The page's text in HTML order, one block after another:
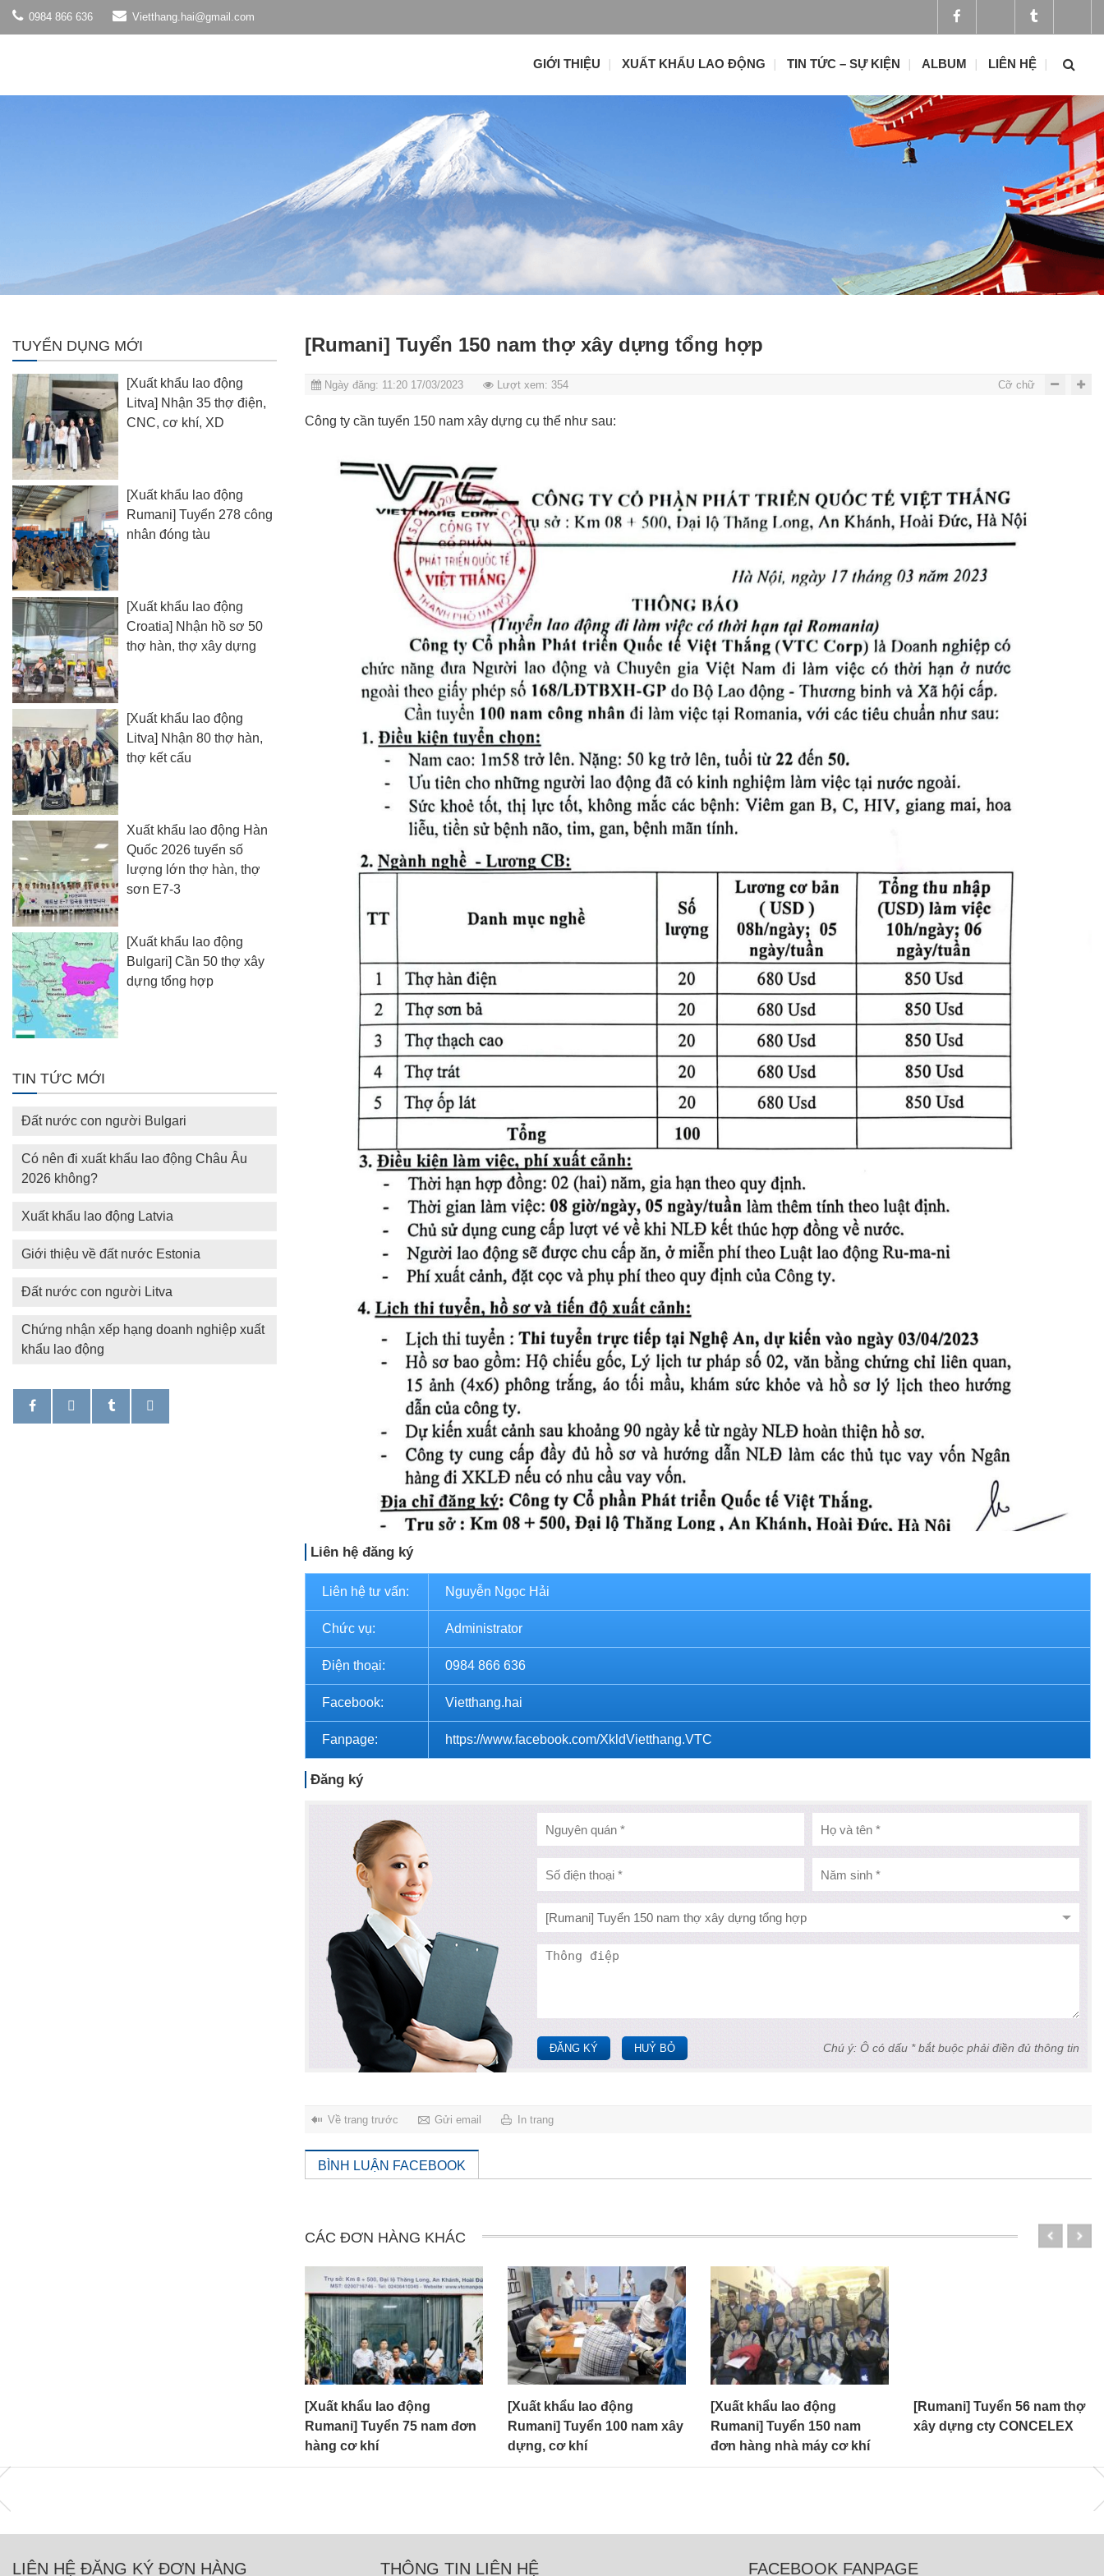
0984 866 636 Vietthang.hai@gmail.com
GIỚI THIỆU XUẤT KHẨU LAO ĐỘNG TIN TỨC – SỰ KIỆN ALBUM LIÊN HỆ
[Rumani] Tuyển 150 nam thợ xây dựng tổng hợp
Ngày đăng: 11:20 17/03/2023 Lượt xem: 354 Cỡ chữ
Công ty cần tuyển 150 nam xây dựng cụ thể như sau:
Liên hệ đăng ký
Liên hệ tư vấn: Nguyễn Ngọc Hải
Chức vụ: Administrator
Điện thoại: 0984 866 636
Facebook: Vietthang.hai
Fanpage: https://www.facebook.com/XkldVietthang.VTC
Đăng ký
Chú ý: Ô có dấu * bắt buộc phải điền đủ thông tin
ĐĂNG KÝ HUỶ BỎ
Về trang trước Gửi email In trang
BÌNH LUẬN FACEBOOK
CÁC ĐƠN HÀNG KHÁC
sạn
[Xuất khẩu lao động
Rumani] Tuyển 75 nam đơn
hàng cơ khí
[Xuất khẩu lao động
Rumani] Tuyển 100 nam xây
dựng, cơ khí
[Xuất khẩu lao động
Rumani] Tuyển 150 nam
đơn hàng nhà máy cơ khí
[Rumani] Tuyển 56 nam thợ
xây dựng cty CONCELEX
TUYỂN DỤNG MỚI
[Xuất khẩu lao động
Litva] Nhận 35 thợ điện,
CNC, cơ khí, XD
[Xuất khẩu lao động
Rumani] Tuyển 278 công
nhân đóng tàu
[Xuất khẩu lao động
Croatia] Nhận hồ sơ 50
thợ hàn, thợ xây dựng
[Xuất khẩu lao động
Litva] Nhận 80 thợ hàn,
thợ kết cấu
Xuất khẩu lao động Hàn
Quốc 2026 tuyển số
lượng lớn thợ hàn, thợ
sơn E7-3
[Xuất khẩu lao động
Bulgari] Cần 50 thợ xây
dựng tổng hợp
TIN TỨC MỚI
Đất nước con người Bulgari
Có nên đi xuất khẩu lao động Châu Âu
2026 không?
Xuất khẩu lao động Latvia
Giới thiệu về đất nước Estonia
Đất nước con người Litva
Chứng nhận xếp hạng doanh nghiệp xuất
khẩu lao động
LIÊN HỆ ĐĂNG KÝ ĐƠN HÀNG THÔNG TIN LIÊN HỆ FACEBOOK FANPAGE